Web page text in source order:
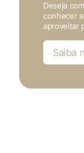
Deseja
conhecer
aproveitar
Saiba